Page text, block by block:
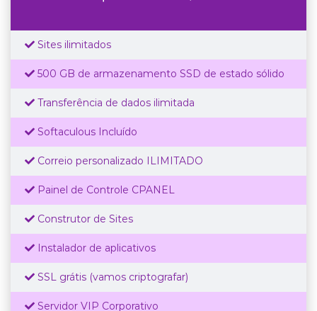
Sites ilimitados
500 GB de armazenamento SSD de estado sólido
Transferência de dados ilimitada
Softaculous Incluído
Correio personalizado ILIMITADO
Painel de Controle CPANEL
Construtor de Sites
Instalador de aplicativos
SSL grátis (vamos criptografar)
Servidor VIP Corporativo